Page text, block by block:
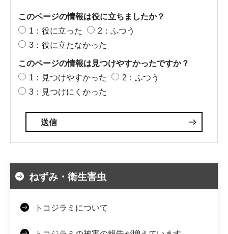
このページの情報は役に立ちましたか？
1：役に立った
2：ふつう
3：役に立たなかった
このページの情報は見つけやすかったですか？
1：見つけやすかった
2：ふつう
3：見つけにくかった
ねずみ・衛生害虫
トコジラミについて